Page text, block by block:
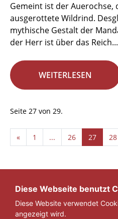
Gemeint ist der Auerochse,
ausgerottete Wildrind.
mythische Gestalt der
der Herr ist über das Reich...
WEITERLESEN
Seite 27 von 29.
« 1 ... 26 27 28
Diese Webseite benutzt
Diese Website verwendet
angezeigt wird.